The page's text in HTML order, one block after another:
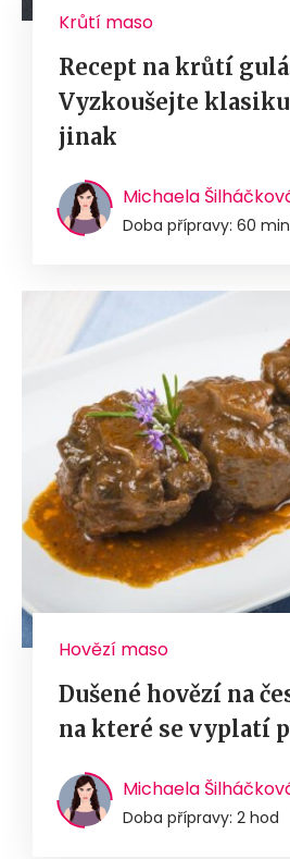
Krůtí maso
Recept na krůtí
Vyzkoušejte
jinak
Michaela
Doba přípravy: 60 min
Hovězí maso
Dušené hovězí na
na které se vyplatí
Michaela
Doba přípravy: 2 hod